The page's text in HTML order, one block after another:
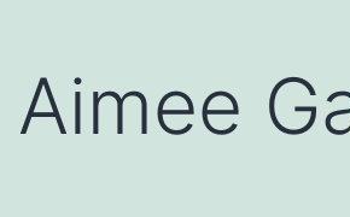
Aimee